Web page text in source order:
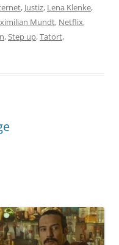
, Justiz, Lena Klenke,
Mundt, Netflix,
,Step up,Tatort,